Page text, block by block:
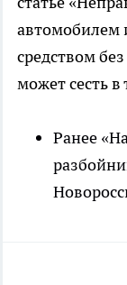
автомобилем
средством
может сесть
Ранее